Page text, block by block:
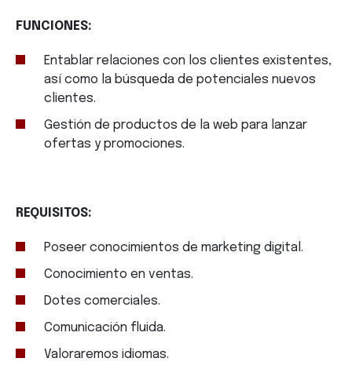
FUNCIONES:
Entablar relaciones con los clientes existentes,
así como la búsqueda de potenciales nuevos
clientes.
Gestión de productos de la web para lanzar
ofertas y promociones.
REQUISITOS:
Poseer conocimientos de marketing digital.
Conocimiento en ventas.
Dotes comerciales.
Comunicación fluida.
Valoraremos idiomas.